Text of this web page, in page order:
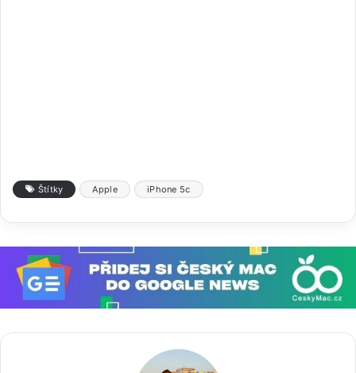
Štítky Apple iPhone 5c